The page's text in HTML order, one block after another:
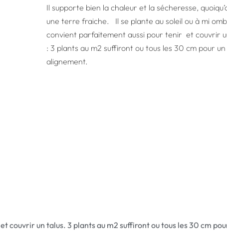
Il supporte bien la chaleur et la sécheresse,
une terre fraiche. Il se plante au soleil ou à mi
convient parfaitement aussi pour tenir et couvrir
: 3 plants au m2 suffiront ou tous les 30 cm pour un
alignement.
un talus. 3 plants au m2 suffiront ou tous les 30 cm